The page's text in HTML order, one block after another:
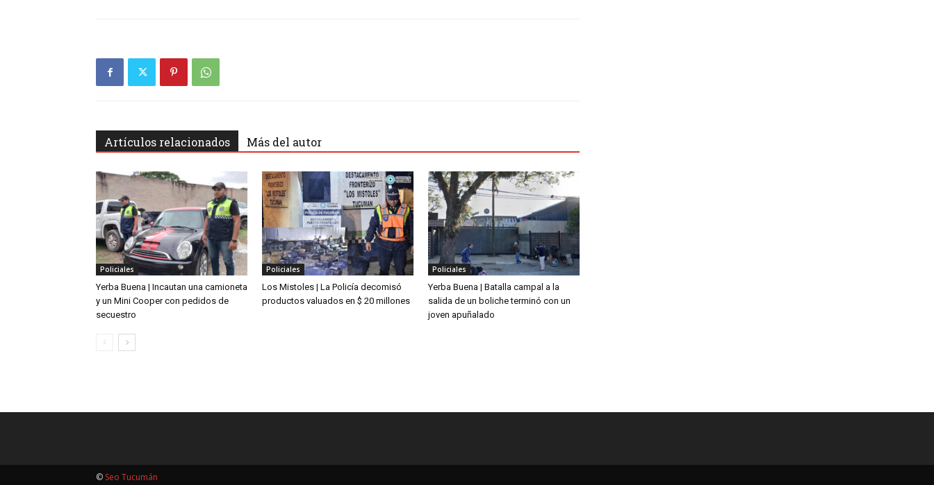
Artículos relacionados Más del autor
Policiales
Yerba Buena | Incautan una camioneta
y un Mini Cooper con pedidos de
secuestro
Policiales
Los Mistoles | La Policía decomisó
productos valuados en $ 20 millones
Policiales
Yerba Buena | Batalla campal a la
salida de un boliche terminó con un
joven apuñalado
© Seo Tucumán